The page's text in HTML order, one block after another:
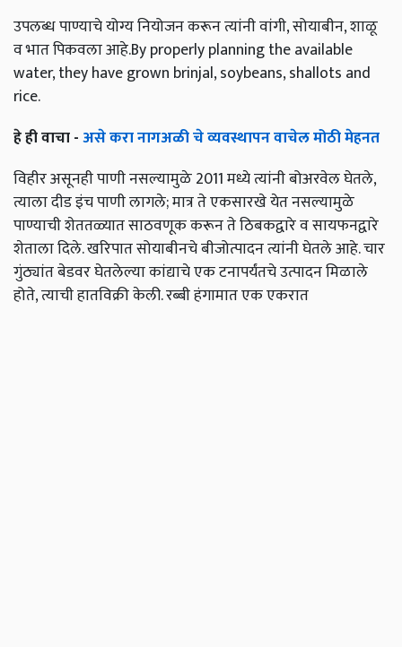
उपलब्ध पाण्याचे योग्य नियोजन करून त्यांनी वांगी, सोयाबीन, शाळू
व भात पिकवला आहे.By properly planning the available
water, they have grown brinjal, soybeans, shallots and
rice.
हे ही वाचा -असे करा नागअळी चे व्यवस्थापन वाचेल मोठी मेहनत
विहीर असूनही पाणी नसल्यामुळे 2011 मध्ये त्यांनी बोअरवेल घेतले,
त्याला दीड इंच पाणी लागले; मात्र ते एकसारखे येत नसल्यामुळे
पाण्याची शेततळ्यात साठवणूक करून ते ठिबकद्वारे व सायफनद्वारे
शेताला दिले. खरिपात सोयाबीनचे बीजोत्पादन त्यांनी घेतले आहे. चार
गुंठ्यांत बेडवर घेतलेल्या कांद्याचे एक टनापर्यंतचे उत्पादन मिळाले
होते, त्याची हातविक्री केली. रब्बी हंगामात एक एकरात